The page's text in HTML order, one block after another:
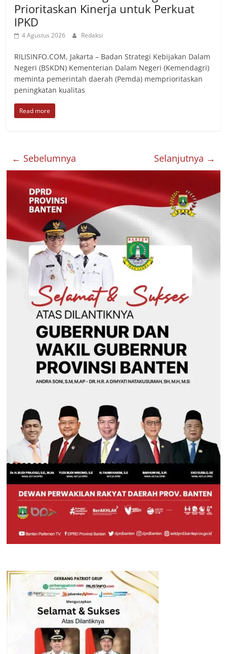
Prioritaskan Kinerja untuk Perkuat
IPKD
4 Agustus 2026 Redaksi
RILISINFO.COM, Jakarta – Badan Strategi Kebijakan Dalam
Negeri (BSKDN) Kementerian Dalam Negeri (Kemendagri)
meminta pemerintah daerah (Pemda) memprioritaskan
peningkatan kualitas
Read more
← Sebelumnya Selanjutnya →